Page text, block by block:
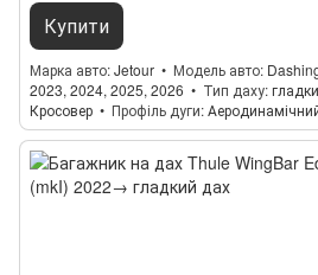
Купити
Марка авто Jetour Модель авто
2023, 2024, 2025, 2026
Тип даху
Кросовер
Профіль дуги